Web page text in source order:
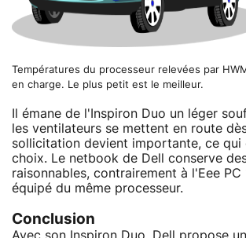
Températures du processeur relevées par
en charge. Le plus petit est le meilleur.
Il émane de l'Inspiron Duo un léger
les ventilateurs se mettent en route
sollicitation devient importante, ce qui
choix. Le netbook de Dell conserve
raisonnables, contrairement à l'Eee PC
équipé du même processeur.
Conclusion
Avec son Inspiron Duo, Dell propose